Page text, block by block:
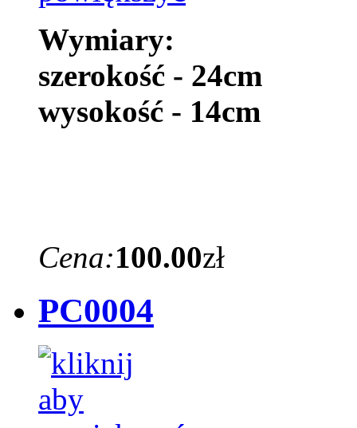
Wymiary:
szerokość - 24cm
wysokość - 14cm
Cena:100.00zł
PC0004